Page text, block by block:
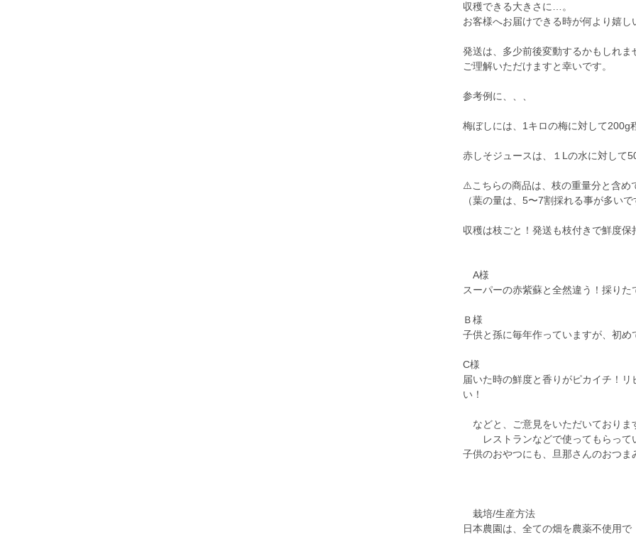
収穫できる大きさに…。
お客様へお届けできる時が何より嬉し
発送は、多少前後変動するかもしれま
ご理解いただけますと幸いです。
参考例に、、、
梅ぼしには、1キロの梅に対して200g
赤しそジュースは、１Lの水に対して
⚠️こちらの商品は、枝の重量分と含め
（葉の量は、5〜7割採れる事が多いで
収穫は枝ごと！発送も枝付きで鮮度保
A様
スーパーの赤紫蘇と全然違う！採り
Ｂ様
子供と孫に毎年作っていますが、初め
C様
届いた時の鮮度と香りがピカイチ！
い！
などと、ご意見をいただいておりま
レストランなどで使ってもらって
子供のおやつにも、旦那さんのおつま
栽培/生産方法
日本農園は、全ての畑を農薬不使用で